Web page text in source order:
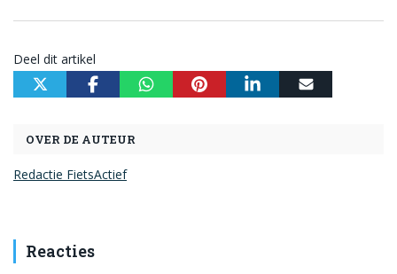
Deel dit artikel
OVER DE AUTEUR
Redactie FietsActief
Reacties